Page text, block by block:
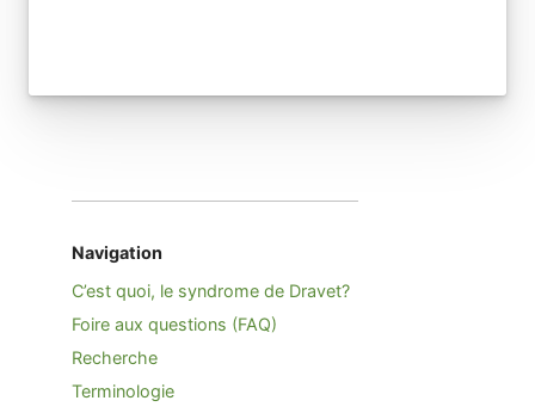
Navigation
C’est quoi, le syndrome de Dravet?
Foire aux questions (FAQ)
Recherche
Terminologie